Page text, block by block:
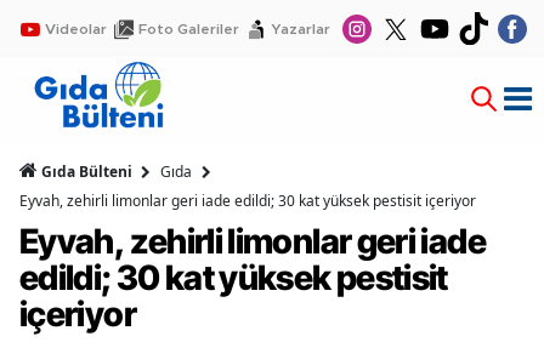
Videolar Foto Galeriler Yazarlar
Gıda Bülteni
Gıda
Eyvah, zehirli limonlar geri iade edildi; 30 kat yüksek pestisit içeriyor
Eyvah, zehirli limonlar geri iade
edildi; 30 kat yüksek pestisit
içeriyor